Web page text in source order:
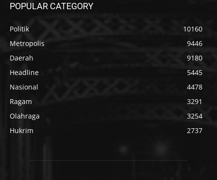
POPULAR CATEGORY
Politik
10160
Metropolis
9446
Daerah
9180
Headline
5445
Nasional
4478
Ragam
3291
Olahraga
3254
Hukrim
2737